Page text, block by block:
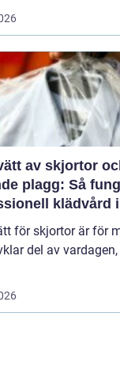
av skjortor
plagg: Så
klädvård i
för skjortor är för
del av